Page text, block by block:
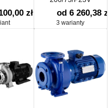
zł od 6 260,38 zł
3 warianty